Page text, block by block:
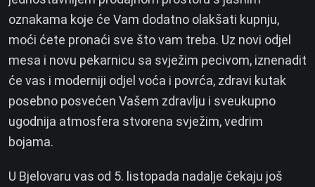
oznakama koje će Vam dodatno olakšati kupnju,
moći ćete pronaći sve što vam treba. Uz novi odjel
mesa i novu pekarnicu sa svježim pecivom, iznenadit
će vas i moderniji odjel voća i povrća, zdravi kutak
posebno posvećen Vašem zdravlju i sveukupno
ugodnija atmosfera stvorena svježim, vedrim
bojama.
U Bjelovaru vas od 5. listopada nadalje čekaju još